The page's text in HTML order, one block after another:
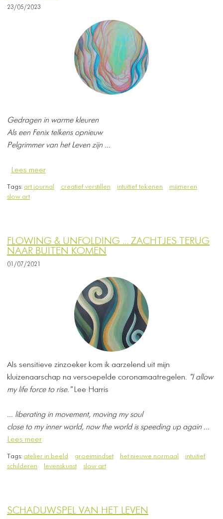
23/05/2023
Gedragen in warme kleuren
Als een Fenix telkens opnieuw
Pelgrimmer van het Leven zijn ...
Lees meer
Tags: art journal creatief verstillen intuïtief tekenen
mijmeren
slow art
FLOWING & UNFOLDING ... ZACHTJES TERUG
NAAR BUITEN KOMEN
01/07/2021
Als sensitieve zinzoeker kom ik aarzelend uit mijn
kluizenaarschap na versoepelde coronamaatregelen. "I allow
my life force to rise."Lee Harris
... liberating in movement, moving my soul
close to my inner world, ​now the world is speeding up again ...
Lees meer
Tags: atelier in beeld groeimindset het nieuwe normaal
intuitief
schilderen
levenskunst slow art
SCHADUWSPEL VAN HET LEVEN